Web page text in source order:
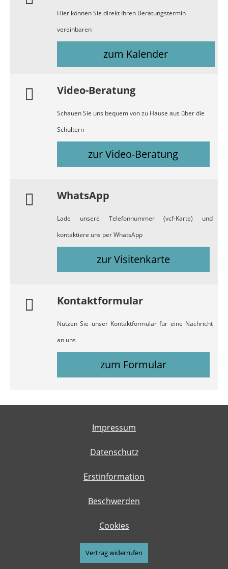
Hier können Sie direkt Ihren Beratungstermin
vereinbaren
zum Kalender
Video-Beratung
Schauen Sie uns bequem von zu Hause aus über die
Schultern
zur Video-Beratung
WhatsApp
Lade unsere Telefonnummer (vcf-Karte) und
kontaktiere uns per WhatsApp
zur Visitenkarte
Kontaktformular
Nutzen Sie unser Kontaktformular für eine Nachricht
an uns
zum Formular
Impressum
Datenschutz
Erstinformation
Beschwerden
Cookies
Vertrag widerrufen